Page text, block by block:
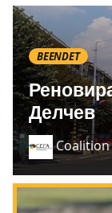
BEENDET
Делчев
Coalition